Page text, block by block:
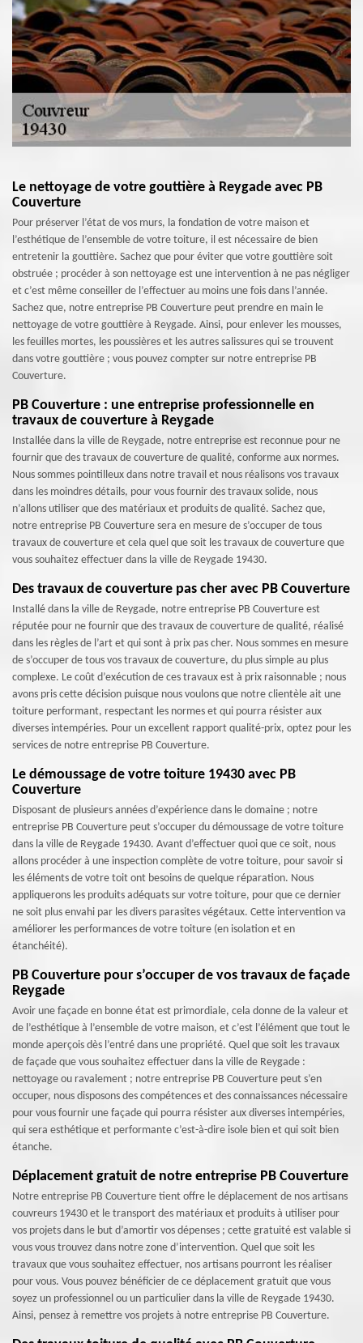
Le nettoyage de votre gouttière à Reygade avec PB
Couverture
Pour préserver l’état de vos murs, la fondation de votre maison et
l’esthétique de l’ensemble de votre toiture, il est nécessaire de bien
entretenir la gouttière. Sachez que pour éviter que votre gouttière soit
obstruée ; procéder à son nettoyage est une intervention à ne pas négliger
et c’est même conseiller de l’effectuer au moins une fois dans l’année.
Sachez que, notre entreprise PB Couverture peut prendre en main le
nettoyage de votre gouttière à Reygade. Ainsi, pour enlever les mousses,
les feuilles mortes, les poussières et les autres salissures qui se trouvent
dans votre gouttière ; vous pouvez compter sur notre entreprise PB
Couverture.
PB Couverture : une entreprise professionnelle en
travaux de couverture à Reygade
Installée dans la ville de Reygade, notre entreprise est reconnue pour ne
fournir que des travaux de couverture de qualité, conforme aux normes.
Nous sommes pointilleux dans notre travail et nous réalisons vos travaux
dans les moindres détails, pour vous fournir des travaux solide, nous
n’allons utiliser que des matériaux et produits de qualité. Sachez que,
notre entreprise PB Couverture sera en mesure de s’occuper de tous
travaux de couverture et cela quel que soit les travaux de couverture que
vous souhaitez effectuer dans la ville de Reygade 19430.
Des travaux de couverture pas cher avec PB Couverture
Installé dans la ville de Reygade, notre entreprise PB Couverture est
réputée pour ne fournir que des travaux de couverture de qualité, réalisé
dans les règles de l’art et qui sont à prix pas cher. Nous sommes en mesure
de s’occuper de tous vos travaux de couverture, du plus simple au plus
complexe. Le coût d’exécution de ces travaux est à prix raisonnable ; nous
avons pris cette décision puisque nous voulons que notre clientèle ait une
toiture performant, respectant les normes et qui pourra résister aux
diverses intempéries. Pour un excellent rapport qualité-prix, optez pour les
services de notre entreprise PB Couverture.
Le démoussage de votre toiture 19430 avec PB
Couverture
Disposant de plusieurs années d’expérience dans le domaine ; notre
entreprise PB Couverture peut s’occuper du démoussage de votre toiture
dans la ville de Reygade 19430. Avant d’effectuer quoi que ce soit, nous
allons procéder à une inspection complète de votre toiture, pour savoir si
les éléments de votre toit ont besoins de quelque réparation. Nous
appliquerons les produits adéquats sur votre toiture, pour que ce dernier
ne soit plus envahi par les divers parasites végétaux. Cette intervention va
améliorer les performances de votre toiture (en isolation et en
étanchéité).
PB Couverture pour s’occuper de vos travaux de façade
Reygade
Avoir une façade en bonne état est primordiale, cela donne de la valeur et
de l’esthétique à l’ensemble de votre maison, et c’est l’élément que tout le
monde aperçois dès l’entré dans une propriété. Quel que soit les travaux
de façade que vous souhaitez effectuer dans la ville de Reygade :
nettoyage ou ravalement ; notre entreprise PB Couverture peut s’en
occuper, nous disposons des compétences et des connaissances nécessaire
pour vous fournir une façade qui pourra résister aux diverses intempéries,
qui sera esthétique et performante c’est-à-dire isole bien et qui soit bien
étanche.
Déplacement gratuit de notre entreprise PB Couverture
Notre entreprise PB Couverture tient offre le déplacement de nos artisans
couvreurs 19430 et le transport des matériaux et produits à utiliser pour
vos projets dans le but d’amortir vos dépenses ; cette gratuité est valable si
vous vous trouvez dans notre zone d’intervention. Quel que soit les
travaux que vous souhaitez effectuer, nos artisans pourront les réaliser
pour vous. Vous pouvez bénéficier de ce déplacement gratuit que vous
soyez un professionnel ou un particulier dans la ville de Reygade 19430.
Ainsi, pensez à remettre vos projets à notre entreprise PB Couverture.